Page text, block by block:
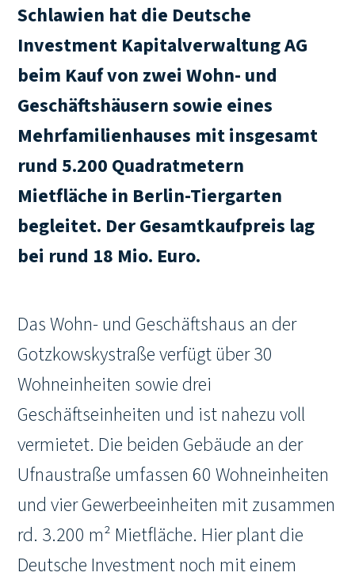
Schlawien hat die Deutsche
Investment Kapitalverwaltung AG
beim Kauf von zwei Wohn- und
Geschäftshäusern sowie eines
Mehrfamilienhauses mit insgesamt
rund 5.200 Quadratmetern
Mietfläche in Berlin-Tiergarten
begleitet. Der Gesamtkaufpreis lag
bei rund 18 Mio. Euro.
Das Wohn- und Geschäftshaus an der
Gotzkowskystraße verfügt über 30
Wohneinheiten sowie drei
Geschäftseinheiten und ist nahezu voll
vermietet. Die beiden Gebäude an der
Ufnaustraße umfassen 60 Wohneinheiten
und vier Gewerbeeinheiten mit zusammen
rd. 3.200 m² Mietfläche. Hier plant die
Deutsche Investment noch mit einem